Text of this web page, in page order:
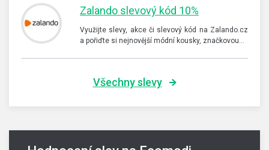
Zalando slevový kód 10%
Využijte slevy, akce či slevový kód na Zalando.cz
a pořiďte si nejnovější módní kousky, značkovou…
Všechny slevy